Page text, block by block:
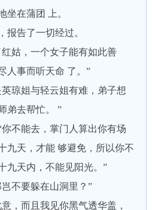
坐在蒲团 上。
告了一切经过。
姑，一个女子能有如此善
人事而听天命 了。”
琼姐与轻云姐有难，弟子想
弟去帮忙。 ”
不能去，掌门人算出你有场
九天，才能 够避免，所以你不
九天内，不能见阳光。”
不要躲在山洞里？”
而且我见你黑气透华盖，